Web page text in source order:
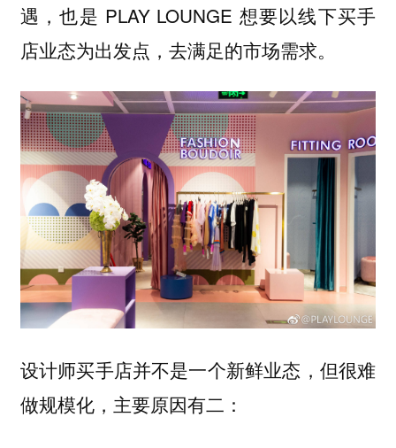
遇，也是 PLAY LOUNGE 想要以线下买手
店业态为出发点，去满足的市场需求。
设计师买手店并不是一个新鲜业态，但很难
做规模化，主要原因有二：